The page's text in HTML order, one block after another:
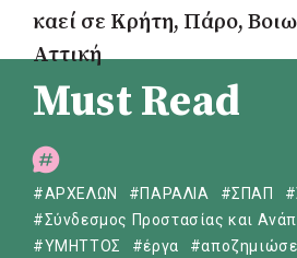
καεί σε Κρήτη, Πάρο,
Αττική
Must Read
#ΑΡΧΕΛΩΝ #ΠΑΡΑΛΙΑ #ΣΠΑΠ
#Σύνδεσμος Προστασίας και
#ΥΜΗΤΤΟΣ
#έργα